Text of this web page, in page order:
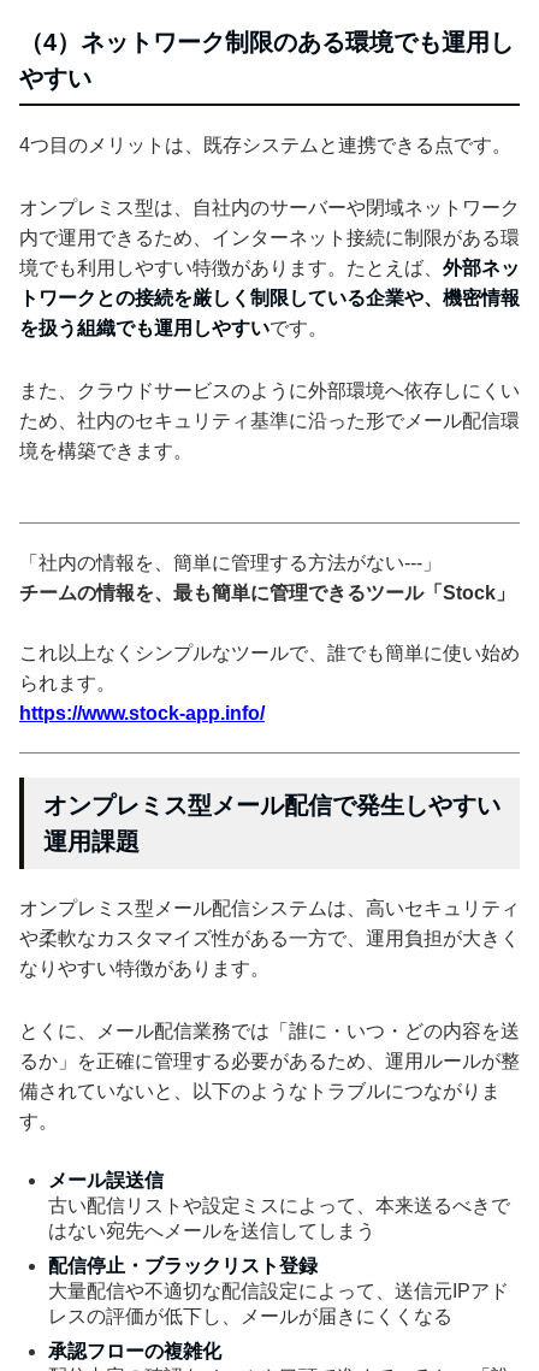
（4）ネットワーク制限のある環境でも運用し
やすい
4つ目のメリットは、既存システムと連携できる点です。
オンプレミス型は、自社内のサーバーや閉域ネットワーク
内で運用できるため、インターネット接続に制限がある環
境でも利用しやすい特徴があります。たとえば、 外部ネッ
トワークとの接続を厳しく制限している企業や、機密情報
を扱う組織でも運用しやすいです。
また、クラウドサービスのように外部環境へ依存しにくい
ため、社内のセキュリティ基準に沿った形でメール配信環
境を構築できます。
「社内の情報を、簡単に管理する方法がない---」
チームの情報を、最も簡単に管理できるツール「Stock」
これ以上なくシンプルなツールで、誰でも簡単に使い始め
られます。
https://www.stock-app.info/
オンプレミス型メール配信で発生しやすい
運用課題
オンプレミス型メール配信システムは、高いセキュリティ
や柔軟なカスタマイズ性がある一方で、運用負担が大きく
なりやすい特徴があります。
とくに、メール配信業務では「誰に・いつ・どの内容を送
るか」を正確に管理する必要があるため、運用ルールが整
備されていないと、以下のようなトラブルにつながりま
す。
メール誤送信
古い配信リストや設定ミスによって、本来送るべきで
はない宛先へメールを送信してしまう
配信停止・ブラックリスト登録
大量配信や不適切な配信設定によって、送信元IPアド
レスの評価が低下し、メールが届きにくくなる
承認フローの複雑化